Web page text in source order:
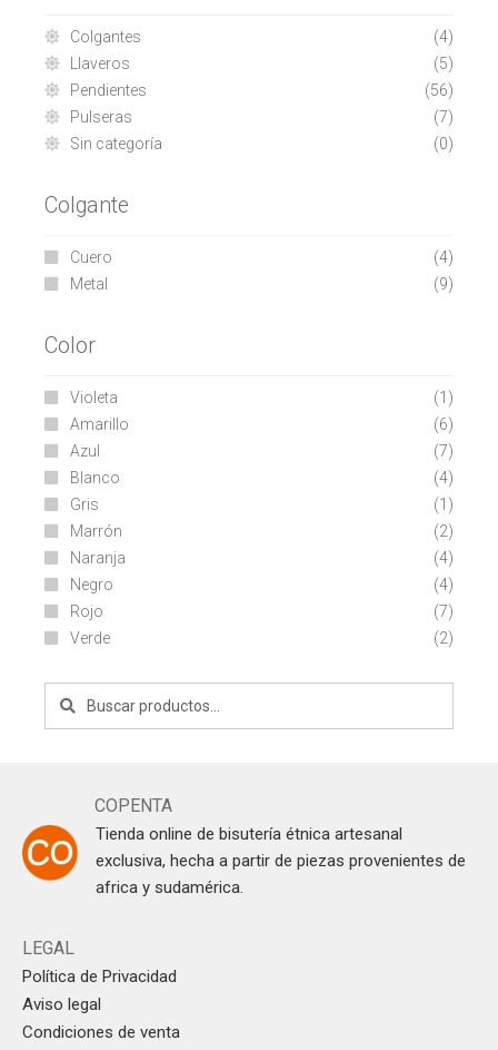
Colgantes
(4)
Llaveros
(5)
Pendientes
(56)
Pulseras
(7)
Sin categoría
(0)
Colgante
Cuero
(4)
Metal
(9)
Color
Violeta
(1)
Amarillo
(6)
Azul
(7)
Blanco
(4)
Gris
(1)
Marrón
(2)
Naranja
(4)
Negro
(4)
Rojo
(7)
Verde
(2)
Buscar
Buscar
COPENTA
Tienda online de bisutería étnica artesanal
exclusiva, hecha a partir de piezas provenientes de
africa y sudamérica.
LEGAL
Política de Privacidad
Aviso legal
Condiciones de venta